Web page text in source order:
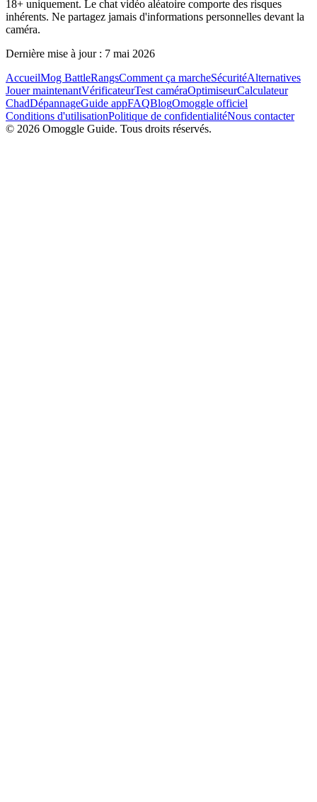
18+ uniquement. Le chat vidéo aléatoire comporte des risques
inhérents. Ne partagez jamais d'informations personnelles devant la
caméra.
Dernière mise à jour : 7 mai 2026
AccueilMog BattleRangsComment ça marcheSécuritéAlternatives
Jouer maintenantVérificateurTest caméraOptimiseurCalculateur
ChadDépannageGuide appFAQBlogOmoggle officiel
Conditions d'utilisationPolitique de confidentialitéNous contacter
© 2026 Omoggle Guide. Tous droits réservés.